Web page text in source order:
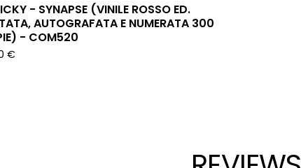
- SYNAPSE (VINILE ROSSO ED.
AUTOGRAFATA E NUMERATA 300
- COM520
€